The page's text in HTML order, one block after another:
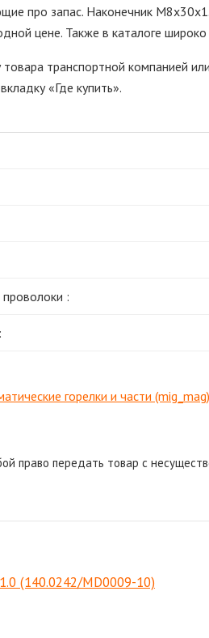
про запас. Наконечник
цене. Также в каталоге
транспортной компанией
«Где купить».
:
горелки и части (mig_mag)
право передать товар с
(140.0242/MD0009-10)